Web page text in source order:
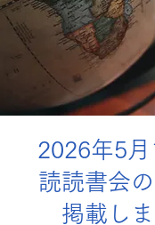
2026年5
読読書会
掲載しま